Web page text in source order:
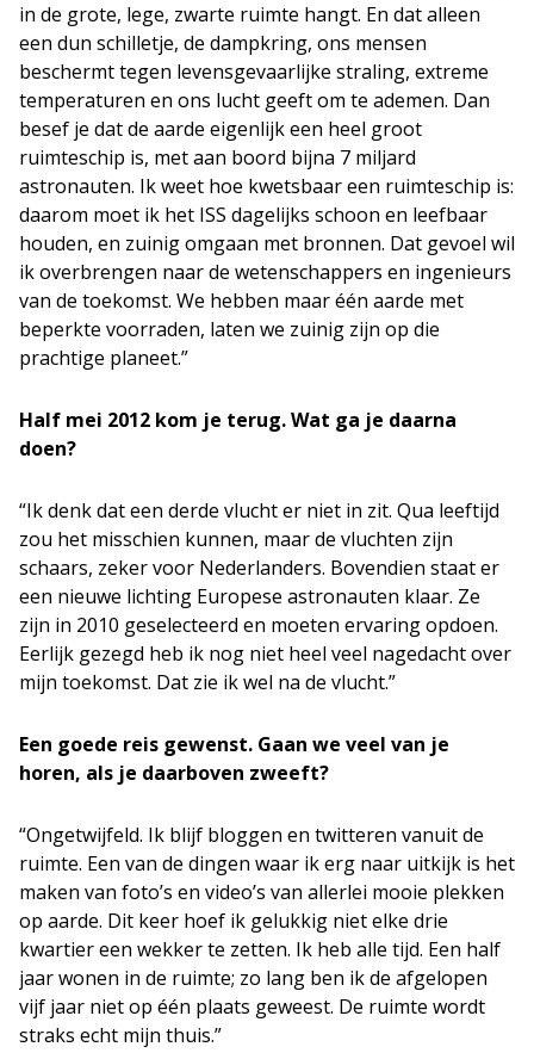
in de grote, lege, zwarte ruimte hangt. En dat alleen
een dun schilletje, de dampkring, ons mensen
beschermt tegen levensgevaarlijke straling, extreme
temperaturen en ons lucht geeft om te ademen. Dan
besef je dat de aarde eigenlijk een heel groot
ruimteschip is, met aan boord bijna 7 miljard
astronauten. Ik weet hoe kwetsbaar een ruimteschip is:
daarom moet ik het ISS dagelijks schoon en leefbaar
houden, en zuinig omgaan met bronnen. Dat gevoel wil
ik overbrengen naar de wetenschappers en ingenieurs
van de toekomst. We hebben maar één aarde met
beperkte voorraden, laten we zuinig zijn op die
prachtige planeet.”
Half mei 2012 kom je terug. Wat ga je daarna
doen?
“Ik denk dat een derde vlucht er niet in zit. Qua leeftijd
zou het misschien kunnen, maar de vluchten zijn
schaars, zeker voor Nederlanders. Bovendien staat er
een nieuwe lichting Europese astronauten klaar. Ze
zijn in 2010 geselecteerd en moeten ervaring opdoen.
Eerlijk gezegd heb ik nog niet heel veel nagedacht over
mijn toekomst. Dat zie ik wel na de vlucht.”
Een goede reis gewenst. Gaan we veel van je
horen, als je daarboven zweeft?
“Ongetwijfeld. Ik blijf bloggen en twitteren vanuit de
ruimte. Een van de dingen waar ik erg naar uitkijk is het
maken van foto’s en video’s van allerlei mooie plekken
op aarde. Dit keer hoef ik gelukkig niet elke drie
kwartier een wekker te zetten. Ik heb alle tijd. Een half
jaar wonen in de ruimte; zo lang ben ik de afgelopen
vijf jaar niet op één plaats geweest. De ruimte wordt
straks echt mijn thuis.”